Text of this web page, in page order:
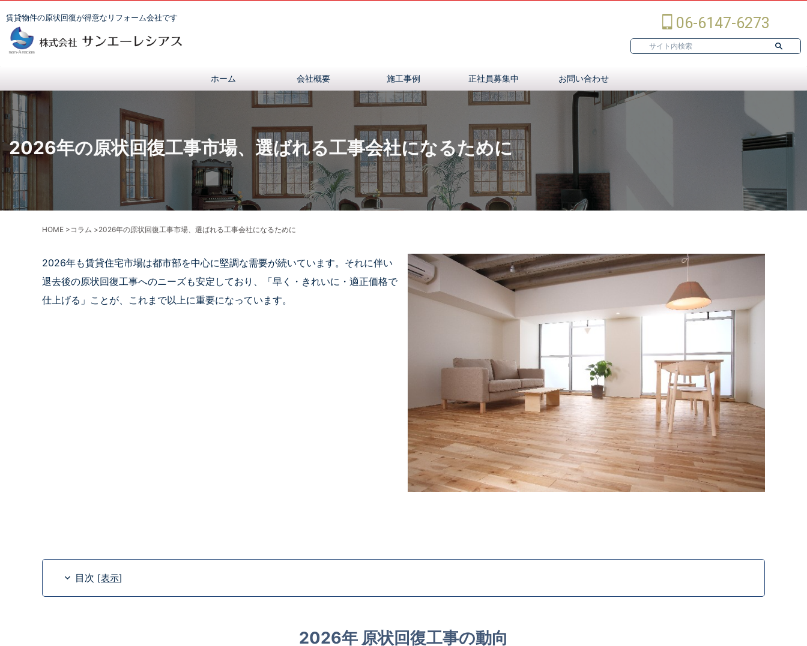
賃貸物件の原状回復が得意なリフォーム会社です 06-6147-6273
ホーム 会社概要 施工事例 正社員募集中 お問い合わせ
2026年の原状回復工事市場、選ばれる工事会社になるために
HOME >コラム >2026年の原状回復工事市場、選ばれる工事会社になるために
2026年も賃貸住宅市場は都市部を中心に堅調な需要が続いています。それに伴い
退去後の原状回復工事へのニーズも安定しており、「早く・きれいに・適正価格で
仕上げる」ことが、これまで以上に重要になっています。
目次 [表示]
2026年 原状回復工事の動向